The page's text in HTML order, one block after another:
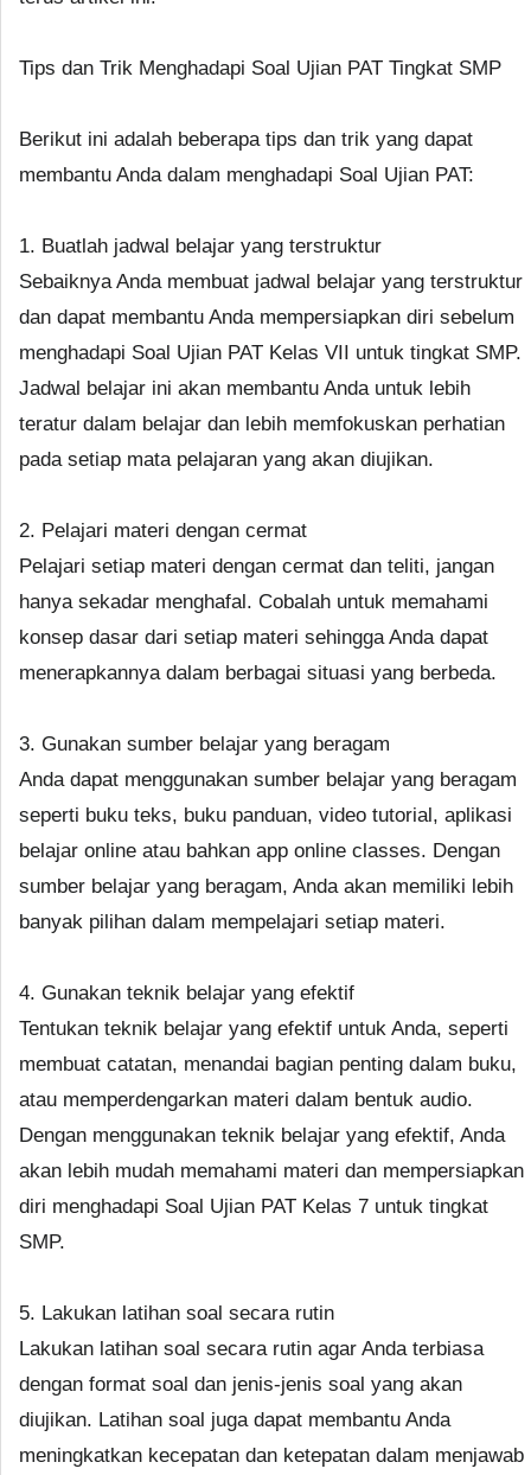
Tips dan Trik Menghadapi Soal Ujian PAT Tingkat SMP
Berikut ini adalah beberapa tips dan trik yang dapat
membantu Anda dalam menghadapi Soal Ujian PAT:
1. Buatlah jadwal belajar yang terstruktur
Sebaiknya Anda membuat jadwal belajar yang terstruktur
dan dapat membantu Anda mempersiapkan diri sebelum
menghadapi Soal Ujian PAT Kelas VII untuk tingkat SMP.
Jadwal belajar ini akan membantu Anda untuk lebih
teratur dalam belajar dan lebih memfokuskan perhatian
pada setiap mata pelajaran yang akan diujikan.
2. Pelajari materi dengan cermat
Pelajari setiap materi dengan cermat dan teliti, jangan
hanya sekadar menghafal. Cobalah untuk memahami
konsep dasar dari setiap materi sehingga Anda dapat
menerapkannya dalam berbagai situasi yang berbeda.
3. Gunakan sumber belajar yang beragam
Anda dapat menggunakan sumber belajar yang beragam
seperti buku teks, buku panduan, video tutorial, aplikasi
belajar online atau bahkan app online classes. Dengan
sumber belajar yang beragam, Anda akan memiliki lebih
banyak pilihan dalam mempelajari setiap materi.
4. Gunakan teknik belajar yang efektif
Tentukan teknik belajar yang efektif untuk Anda, seperti
membuat catatan, menandai bagian penting dalam buku,
atau memperdengarkan materi dalam bentuk audio.
Dengan menggunakan teknik belajar yang efektif, Anda
akan lebih mudah memahami materi dan mempersiapkan
diri menghadapi Soal Ujian PAT Kelas 7 untuk tingkat
SMP.
5. Lakukan latihan soal secara rutin
Lakukan latihan soal secara rutin agar Anda terbiasa
dengan format soal dan jenis-jenis soal yang akan
diujikan. Latihan soal juga dapat membantu Anda
meningkatkan kecepatan dan ketepatan dalam menjawab